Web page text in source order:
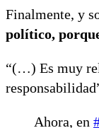
Finalmente, y
político,
“(…) Es muy
Ahora, en